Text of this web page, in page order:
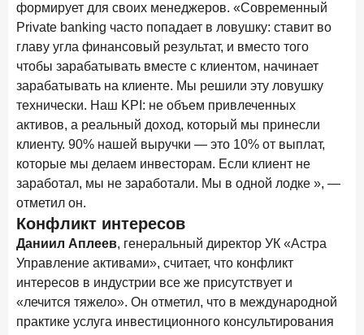
Я согласен с условиямиобработки данных
10 марта 2026 года ИССЛЕДОВАНИЕ
Куда уходят деньги? Frank RG исследует рынок
вкладов
6 марта 2026 года
По итогам февраля 2026 года объем выдач кредитов
25 февраля 2026 года ИССЛЕДОВАНИЕ
Ипотека. Итоги работы крупнейших ипотечных банков
в январе 2026 года
18 февраля 2026 года
Не по цене, а по ценности: как россияне выбирали
подписки в 2025 году?
17 февраля 2026 года ИССЛЕДОВАНИЕ
формирует для своих менеджеров. «Современный
Private banking часто попадает в ловушку: ставит во
главу угла финансовый результат, и вместо того
чтобы зарабатывать вместе с клиентом, начинает
зарабатывать на клиенте. Мы решили эту ловушку
технически. Наш KPI: не объем привлеченных
активов, а реальный доход, который мы принесли
клиенту. 90% нашей выручки — это 10% от выплат,
которые мы делаем инвесторам. Если клиент не
заработал, мы не заработали. Мы в одной лодке », —
отметил он.
Конфликт интересов
Даниил Аплеев, генеральный директор УК «Астра
Управление активами», считает, что конфликт
интересов в индустрии все же присутствует и
«лечится тяжело». Он отметил, что в международной
практике услуга инвестиционного консультирования